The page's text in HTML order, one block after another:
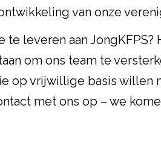
van onze
leveren aan
om ons team te
op vrijwillige basis
met ons op – we